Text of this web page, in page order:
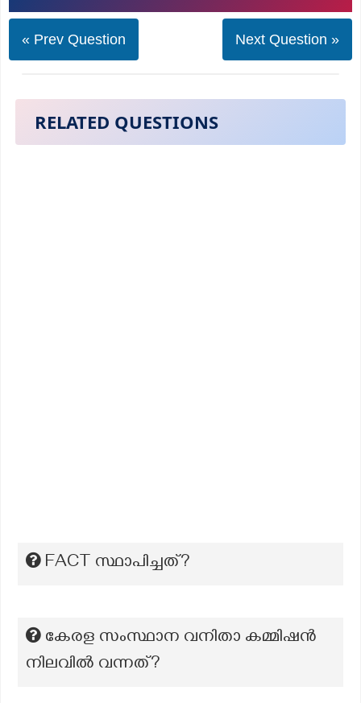
« Prev Question Next Question »
RELATED QUESTIONS
FACT സ്ഥാപിച്ചത്?
കേരള സംസ്ഥാന വനിതാ കമ്മിഷൻ
നിലവിൽ വന്നത്?